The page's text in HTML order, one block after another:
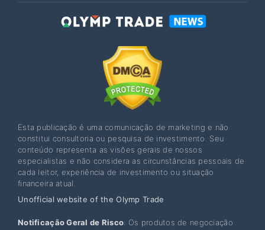
Esta publicação é uma comunicação de marketing e não
constitui consultoria ou pesquisa de investimento. Seu
conteúdo representa as visões gerais de nossos
especialistas e não considera as circunstâncias pessoais de
cada leitor, experiência de investimento ou situação
financeira atual.
Unofficial website of the Olymp Trade
Notificação Geral de Risco: Os produtos de negociação